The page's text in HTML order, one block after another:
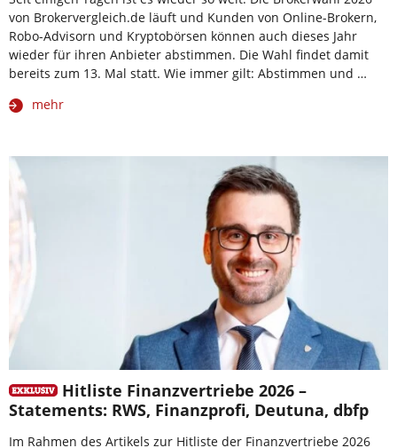
von Brokervergleich.de läuft und Kunden von Online-Brokern,
Robo-Advisorn und Kryptobörsen können auch dieses Jahr
wieder für ihren Anbieter abstimmen. Die Wahl findet damit
bereits zum 13. Mal statt. Wie immer gilt: Abstimmen und …
mehr
Hitliste Finanzvertriebe 2026 –
Statements: RWS, Finanzprofi, Deutuna, dbfp
Im Rahmen des Artikels zur Hitliste der Finanzvertriebe 2026